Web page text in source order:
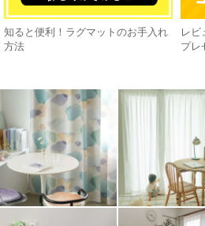
知ると便利！ラグマットのお手入れ
方法
レビ
プレ